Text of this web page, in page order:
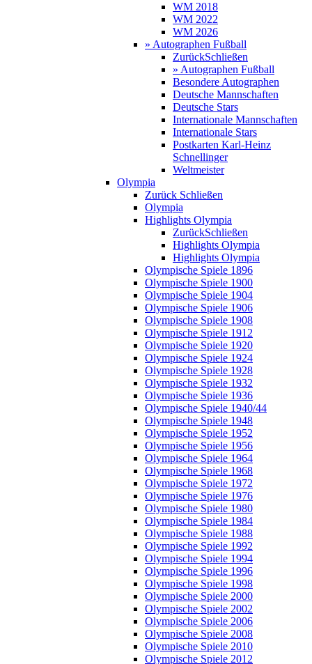
WM 2018
WM 2022
WM 2026
» Autographen Fußball
ZurückSchließen
» Autographen Fußball
Besondere Autographen
Deutsche Mannschaften
Deutsche Stars
Internationale Mannschaften
Internationale Stars
Postkarten Karl-Heinz
Schnellinger
Weltmeister
Olympia
Zurück Schließen
Olympia
Highlights Olympia
ZurückSchließen
Highlights Olympia
Highlights Olympia
Olympische Spiele 1896
Olympische Spiele 1900
Olympische Spiele 1904
Olympische Spiele 1906
Olympische Spiele 1908
Olympische Spiele 1912
Olympische Spiele 1920
Olympische Spiele 1924
Olympische Spiele 1928
Olympische Spiele 1932
Olympische Spiele 1936
Olympische Spiele 1940/44
Olympische Spiele 1948
Olympische Spiele 1952
Olympische Spiele 1956
Olympische Spiele 1964
Olympische Spiele 1968
Olympische Spiele 1972
Olympische Spiele 1976
Olympische Spiele 1980
Olympische Spiele 1984
Olympische Spiele 1988
Olympische Spiele 1992
Olympische Spiele 1994
Olympische Spiele 1996
Olympische Spiele 1998
Olympische Spiele 2000
Olympische Spiele 2002
Olympische Spiele 2006
Olympische Spiele 2008
Olympische Spiele 2010
Olympische Spiele 2012